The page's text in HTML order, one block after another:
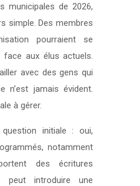
municipales de 2026,
simple. Des membres
pourraient se
face aux élus actuels.
avec des gens qui
n’est jamais évident.
à gérer.
initiale : oui,
notamment
des écritures
peut introduire une